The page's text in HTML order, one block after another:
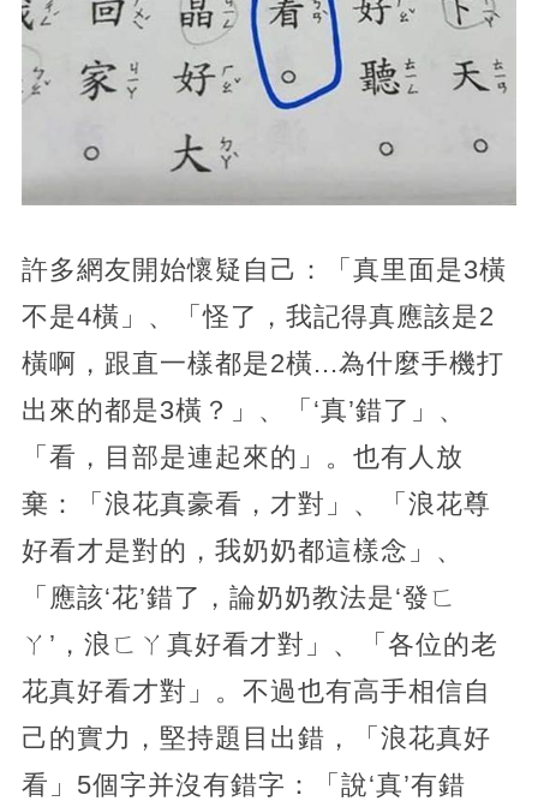
許多網友開始懷疑自己：「真里面是3橫
不是4橫」、「怪了，我記得真應該是2
橫啊，跟直一樣都是2橫...為什麼手機打
出來的都是3橫？」、「‘真’錯了」、
「看，目部是連起來的」。也有人放
棄：「浪花真豪看，才對」、「浪花尊
好看才是對的，我奶奶都這樣念」、
「應該‘花’錯了，論奶奶教法是‘發ㄈ
ㄚ’，浪ㄈㄚ真好看才對」、「各位的老
花真好看才對」。不過也有高手相信自
己的實力，堅持題目出錯，「浪花真好
看」5個字并沒有錯字：「說‘真’有錯